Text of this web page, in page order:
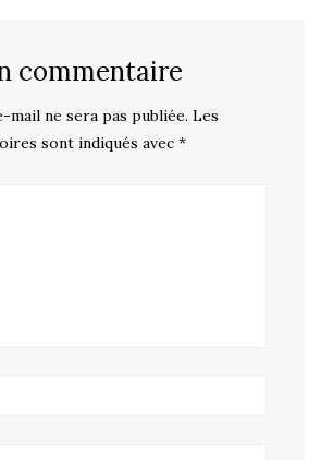
commentaire
mail ne sera pas publiée. Les
sont indiqués avec *